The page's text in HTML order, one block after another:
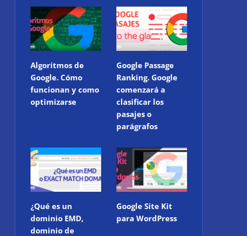
Algoritmos de
Google. Cómo
funcionan y como
optimizarse
Google Passage
Ranking. Google
comenzará a
clasificar los
pasajes o
parágrafos
¿Qué es un
dominio EMD,
dominio de
Google Site Kit
para WordPress